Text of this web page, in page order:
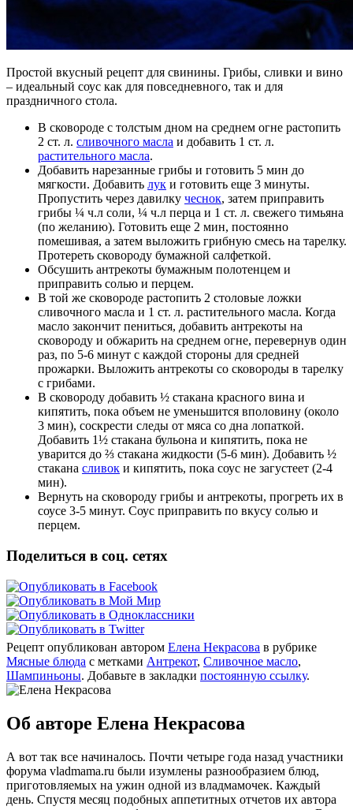
Простой вкусный рецепт для свинины. Грибы, сливки и вино
– идеальный соус как для повседневного, так и для
праздничного стола.
В сковороде с толстым дном на среднем огне растопить
2 ст. л. сливочного масла и добавить 1 ст. л.
растительного масла.
Добавить нарезанные грибы и готовить 5 мин до
мягкости. Добавить лук и готовить еще 3 минуты.
Пропустить через давилку чеснок, затем приправить
грибы ¼ ч.л соли, ¼ ч.л перца и 1 ст. л. свежего тимьяна
(по желанию). Готовить еще 2 мин, постоянно
помешивая, а затем выложить грибную смесь на тарелку.
Протереть сковороду бумажной салфеткой.
Обсушить антрекоты бумажным полотенцем и
приправить солью и перцем.
В той же сковороде растопить 2 столовые ложки
сливочного масла и 1 ст. л. растительного масла. Когда
масло закончит пениться, добавить антрекоты на
сковороду и обжарить на среднем огне, перевернув один
раз, по 5-6 минут с каждой стороны для средней
прожарки. Выложить антрекоты со сковороды в тарелку
с грибами.
В сковороду добавить ½ стакана красного вина и
кипятить, пока объем не уменьшится вполовину (около
3 мин), соскрести следы от мяса со дна лопаткой.
Добавить 1½ стакана бульона и кипятить, пока не
уварится до ⅔ стакана жидкости (5-6 мин). Добавить ½
стакана сливок и кипятить, пока соус не загустеет (2-4
мин).
Вернуть на сковороду грибы и антрекоты, прогреть их в
соусе 3-5 минут. Соус приправить по вкусу солью и
перцем.
Поделиться в соц. сетях
Рецепт опубликован автором Елена Некрасова в рубрике
Мясные блюда с метками Антрекот, Сливочное масло,
Шампиньоны. Добавьте в закладки постоянную ссылку.
Об авторе Елена Некрасова
А вот так все начиналось. Почти четыре года назад участники
форума vladmama.ru были изумлены разнообразием блюд,
приготовляемых на ужин одной из владмамочек. Каждый
день. Спустя месяц подобных аппетитных отчетов их автора